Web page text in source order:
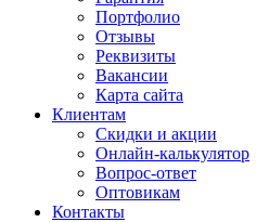
Портфолио
Отзывы
Реквизиты
Вакансии
Карта сайта
Клиентам
Скидки и акции
Онлайн-калькулятор
Вопрос-ответ
Оптовикам
Контакты